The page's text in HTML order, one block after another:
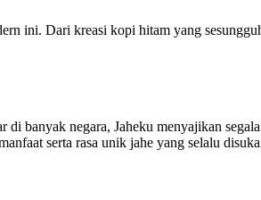
ini. Dari kreasi kopi hitam yang
banyak negara, Jaheku menyajikan
serta rasa unik jahe yang selalu